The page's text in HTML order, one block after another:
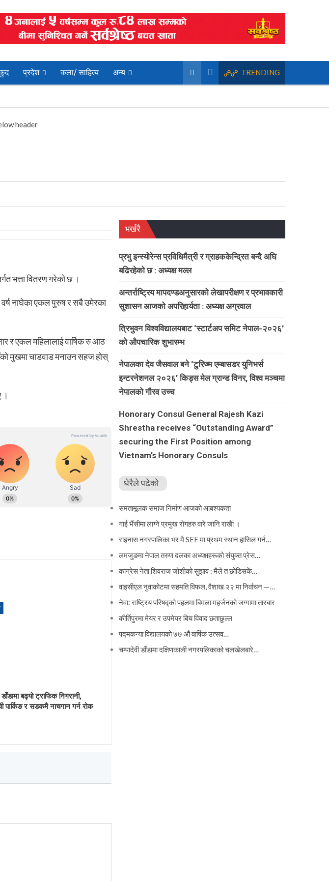
प्रदेश कला/ साहित्य अन्य TRENDING
भत्ता वितरण गरेको छ ।
नाघेका एकल पुरुष र सबै उमेरका
र एकल महिलालाई वार्षिक रु आठ
मुखमा चाडवाड मनाउन सहज होस्
।
बढ्यो ट्राफिक निगरानी,
पार्किङ र सडकमै नाचगान गर्न रोक
भर्खरै
प्रभु इन्स्योरेन्स प्रविधिमैत्री र ग्राहककेन्द्रित बन्दै अघि
बढिरहेको छ : अध्यक्ष मल्ल
अन्तर्राष्ट्रिय मापदण्डअनुसारको लेखापरीक्षण र प्रभावकारी
सुशासन आजको अपरिहार्यता : अध्यक्ष अग्रवाल
त्रिभुवन विश्वविद्यालयबाट ‘स्टार्टअप समिट नेपाल-२०२६’
को औपचारिक शुभारम्भ
नेपालका देव जैसवाल बने ‘टुरिज्म एम्बासडर युनिभर्स
इन्टरनेशनल २०२६’ किड्स मेल ग्रान्ड विनर, विश्व मञ्चमा
नेपालको गौरव उच्च
Honorary Consul General Rajesh Kazi
Shrestha receives “Outstanding Award”
securing the First Position among
Vietnam’s Honorary Consuls
धेरैले पढेको
समतामूलक समाज निर्माण आजको आबश्यकता
गाई भैंसीमा लाग्ने प्रमुख रोगहरु वारे जानि राखैां ।
राइनास नगरपालिका भर मै SEE मा प्रथम स्थान हासिल गर्न…
लमजुङमा नेपाल तरुण दलका अध्यक्षहरूको संयुक्त प्रेस…
कांग्रेस नेता शिवराज जोशीको सुझाव : मैले त छोडिसकें…
वाइसीएल नुवाकोटमा सहमति विफल, वैशाख २२ मा निर्वाचन —…
नेवा: राष्ट्रिय परिषद्को पहलमा बिमला महर्जनको जग्गामा तारबार
कीर्तिपुरमा मेयर र उपमेयर बिच विवाद छताछुल्ल
पद्मकन्या विद्यालयको ७७ औं ‌‌वार्षिक ‌उत्सव…
चम्पादेवी डाँडामा दक्षिणकाली नगरपलिकाको चलखेलबारे…